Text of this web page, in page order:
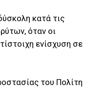
κατά τις
όταν οι
ενίσχυση σε
του Πολίτη